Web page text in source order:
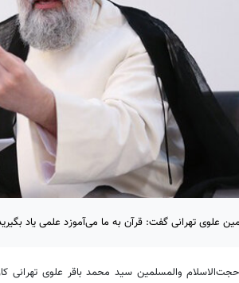
علوی تهرانی گفت: قرآن به ما می‌آموزد علمی یاد
والمسلمین سید محمد باقر علوی تهرانی